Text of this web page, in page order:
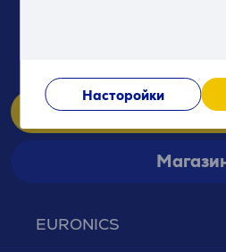
Насторойки
EURONICS
Обслуживание